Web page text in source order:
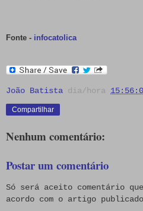
Fonte - infocatolica
João Batista dia/hora
Compartilhar
Nenhum comentário:
Postar um comentário
Só será aceito comentário
acordo com o artigo